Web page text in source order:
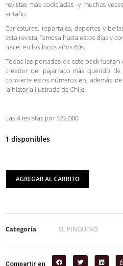
revistas más codiciadas -y muchas
antaño.
Caricaturas, reportajes, deportes y
esta revista, famosa hasta estos días y
nacer en los locos años 60s.
Todas las portadas de este pack
creador del pajarraco más querido de
convierte estos números en, además
la historia ilustrada de Chile.
Las 4 revistas por $22.000
1 disponibles
AGREGAR AL CARRITO
Categoría EL PINGUINO
Compartir en